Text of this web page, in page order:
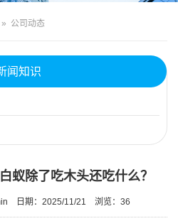
» 公司动态
闻知识
除了吃木头还吃什么？
日期：2025/11/21 浏览： 36